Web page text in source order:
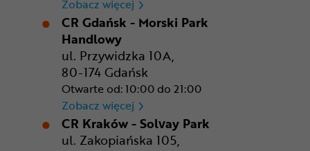
Zobacz więcej
CR Gdańsk - Morski Park
Handlowy
ul. Przywidzka 10A,
80-174 Gdańsk
Otwarte od: 10:00 do 21:00
Zobacz więcej CR Gdańsk - Morski Park
CR Kraków - Solvay Park
ul. Zakopiańska 105,